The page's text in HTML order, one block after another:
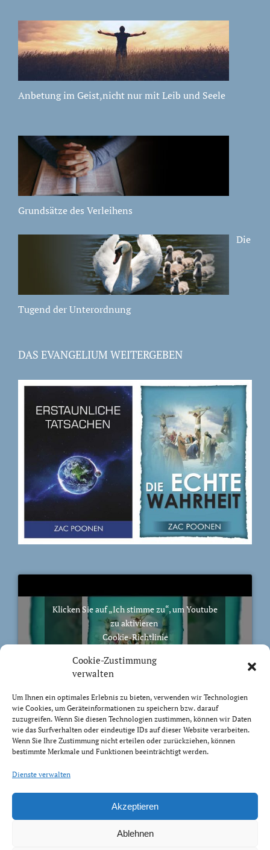
Cookie-Zustimmung
verwalten
Um Ihnen ein optimales Erlebnis zu bieten, verwenden wir Technologien
wie Cookies, um Geräteinformationen zu speichern bzw. darauf
zuzugreifen. Wenn Sie diesen Technologien zustimmen, können wir Daten
wie das Surfverhalten oder eindeutige IDs auf dieser Website verarbeiten.
Wenn Sie Ihre Zustimmung nicht erteilen oder zurückziehen, können
bestimmte Merkmale und Funktionen beeinträchtigt werden.
Dienste verwalten
Akzeptieren
Ablehnen
Anbetung im Geist,nicht nur mit Leib und Seele
Grundsätze des Verleihens
Die
Tugend der Unterordnung
DAS EVANGELIUM WEITERGEBEN
Klicken Sie auf „Ich stimme zu“, um Youtube
zu aktivieren
Cookie-Richtlinie
Ich stimme zu
BIBELVERS DES TAGES
euch tragen, bis ihr grau werdet. Ich habe es getan; ich
will heben und tragen und erretten.